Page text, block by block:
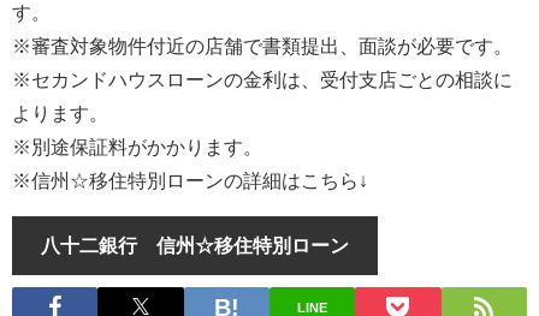
す。
※審査対象物件付近の店舗で書類提出、面談が必要です。
※セカンドハウスローンの金利は、受付支店ごとの相談に
よります。
※別途保証料がかかります。
※信州☆移住特別ローンの詳細はこちら↓
八十二銀行 信州☆移住特別ローン
LINE